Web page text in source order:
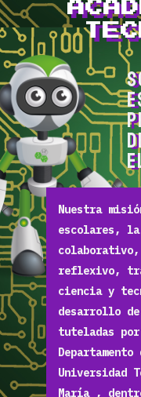
Nuestra
escolares,
reflexivo,
ciencia y
desarrollo
tuteladas
Universidad
María ,